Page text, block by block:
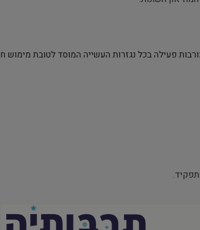
פעילה בכל נגזרות העשייה המוסד לטובת מימוש